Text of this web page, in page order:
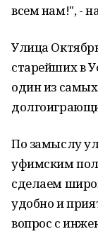
всем нам!", -
Улица
старейших в
один из
По замыслу
уфимским
сделаем
удобно и
вопрос с